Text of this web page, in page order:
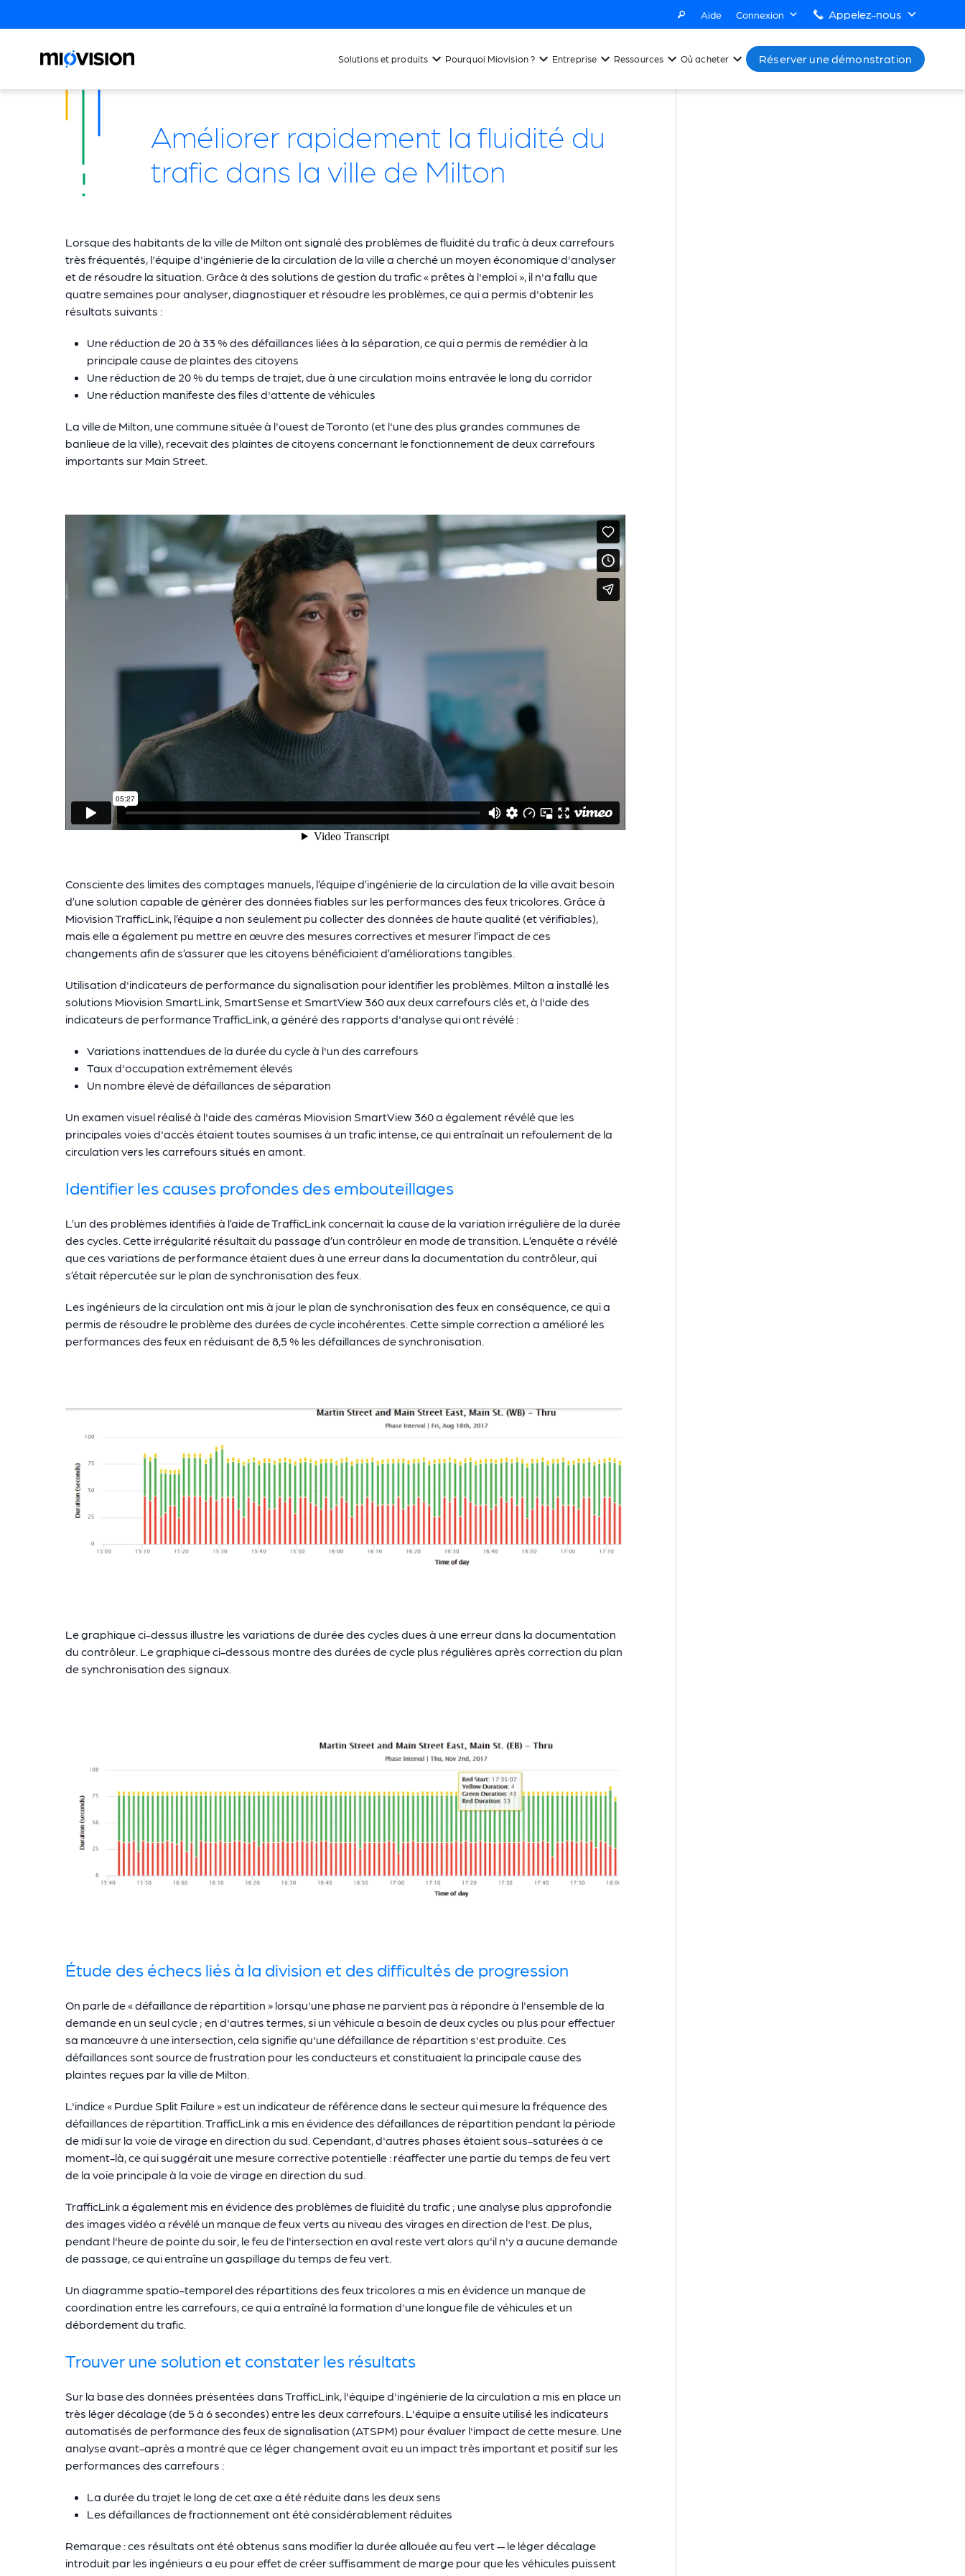
Aide Connexion Appelez-nous
Solutions et produits Pourquoi Miovision ? Entreprise Ressources Où acheter Réserver une démonstration
Améliorer rapidement la fluidité du
trafic dans la ville de Milton
Lorsque des habitants de la ville de Milton ont signalé des problèmes de fluidité du trafic à deux carrefours
très fréquentés, l'équipe d'ingénierie de la circulation de la ville a cherché un moyen économique d'analyser
et de résoudre la situation. Grâce à des solutions de gestion du trafic « prêtes à l'emploi », il n'a fallu que
quatre semaines pour analyser, diagnostiquer et résoudre les problèmes, ce qui a permis d'obtenir les
résultats suivants :
Une réduction de 20 à 33 % des défaillances liées à la séparation, ce qui a permis de remédier à la
principale cause de plaintes des citoyens
Une réduction de 20 % du temps de trajet, due à une circulation moins entravée le long du corridor
Une réduction manifeste des files d'attente de véhicules
La ville de Milton, une commune située à l'ouest de Toronto (et l'une des plus grandes communes de
banlieue de la ville), recevait des plaintes de citoyens concernant le fonctionnement de deux carrefours
importants sur Main Street.
Consciente des limites des comptages manuels, l’équipe d’ingénierie de la circulation de la ville avait besoin
d’une solution capable de générer des données fiables sur les performances des feux tricolores. Grâce à
Miovision TrafficLink, l’équipe a non seulement pu collecter des données de haute qualité (et vérifiables),
mais elle a également pu mettre en œuvre des mesures correctives et mesurer l’impact de ces
changements afin de s’assurer que les citoyens bénéficiaient d’améliorations tangibles.
Utilisation d'indicateurs de performance du signalisation pour identifier les problèmes. Milton a installé les
solutions Miovision SmartLink, SmartSense et SmartView 360 aux deux carrefours clés et, à l'aide des
indicateurs de performance TrafficLink, a généré des rapports d'analyse qui ont révélé :
Variations inattendues de la durée du cycle à l'un des carrefours
Taux d'occupation extrêmement élevés
Un nombre élevé de défaillances de séparation
Un examen visuel réalisé à l'aide des caméras Miovision SmartView 360 a également révélé que les
principales voies d'accès étaient toutes soumises à un trafic intense, ce qui entraînait un refoulement de la
circulation vers les carrefours situés en amont.
Identifier les causes profondes des embouteillages
L’un des problèmes identifiés à l’aide de TrafficLink concernait la cause de la variation irrégulière de la durée
des cycles. Cette irrégularité résultait du passage d’un contrôleur en mode de transition. L’enquête a révélé
que ces variations de performance étaient dues à une erreur dans la documentation du contrôleur, qui
s’était répercutée sur le plan de synchronisation des feux.
Les ingénieurs de la circulation ont mis à jour le plan de synchronisation des feux en conséquence, ce qui a
permis de résoudre le problème des durées de cycle incohérentes. Cette simple correction a amélioré les
performances des feux en réduisant de 8,5 % les défaillances de synchronisation.
Le graphique ci-dessus illustre les variations de durée des cycles dues à une erreur dans la documentation
du contrôleur. Le graphique ci-dessous montre des durées de cycle plus régulières après correction du plan
de synchronisation des signaux.
Étude des échecs liés à la division et des difficultés de progression
On parle de « défaillance de répartition » lorsqu'une phase ne parvient pas à répondre à l'ensemble de la
demande en un seul cycle ; en d'autres termes, si un véhicule a besoin de deux cycles ou plus pour effectuer
sa manœuvre à une intersection, cela signifie qu'une défaillance de répartition s'est produite. Ces
défaillances sont source de frustration pour les conducteurs et constituaient la principale cause des
plaintes reçues par la ville de Milton.
L'indice « Purdue Split Failure » est un indicateur de référence dans le secteur qui mesure la fréquence des
défaillances de répartition. TrafficLink a mis en évidence des défaillances de répartition pendant la période
de midi sur la voie de virage en direction du sud. Cependant, d'autres phases étaient sous-saturées à ce
moment-là, ce qui suggérait une mesure corrective potentielle : réaffecter une partie du temps de feu vert
de la voie principale à la voie de virage en direction du sud.
TrafficLink a également mis en évidence des problèmes de fluidité du trafic ; une analyse plus approfondie
des images vidéo a révélé un manque de feux verts au niveau des virages en direction de l'est. De plus,
pendant l'heure de pointe du soir, le feu de l'intersection en aval reste vert alors qu'il n'y a aucune demande
de passage, ce qui entraîne un gaspillage du temps de feu vert.
Un diagramme spatio-temporel des répartitions des feux tricolores a mis en évidence un manque de
coordination entre les carrefours, ce qui a entraîné la formation d'une longue file de véhicules et un
débordement du trafic.
Trouver une solution et constater les résultats
Sur la base des données présentées dans TrafficLink, l'équipe d'ingénierie de la circulation a mis en place un
très léger décalage (de 5 à 6 secondes) entre les deux carrefours. L'équipe a ensuite utilisé les indicateurs
automatisés de performance des feux de signalisation (ATSPM) pour évaluer l'impact de cette mesure. Une
analyse avant-après a montré que ce léger changement avait eu un impact très important et positif sur les
performances des carrefours :
La durée du trajet le long de cet axe a été réduite dans les deux sens
Les défaillances de fractionnement ont été considérablement réduites
Remarque : ces résultats ont été obtenus sans modifier la durée allouée au feu vert — le léger décalage
introduit par les ingénieurs a eu pour effet de créer suffisamment de marge pour que les véhicules puissent